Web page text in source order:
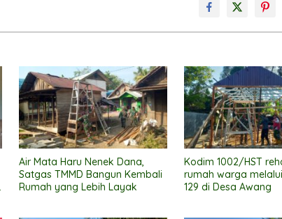
Air Mata Haru Nenek Dana,
Satgas TMMD Bangun Kembali
Rumah yang Lebih Layak
Kodim 1002/HST
rumah warga
129 di Desa Awang